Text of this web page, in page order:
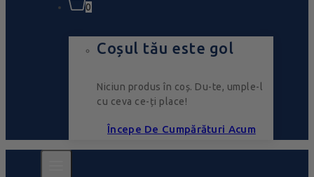
0
Coșul tău este gol
Niciun produs în coș. Du-te, umple-l
cu ceva ce-ți place!
Începe De Cumpărături Acum